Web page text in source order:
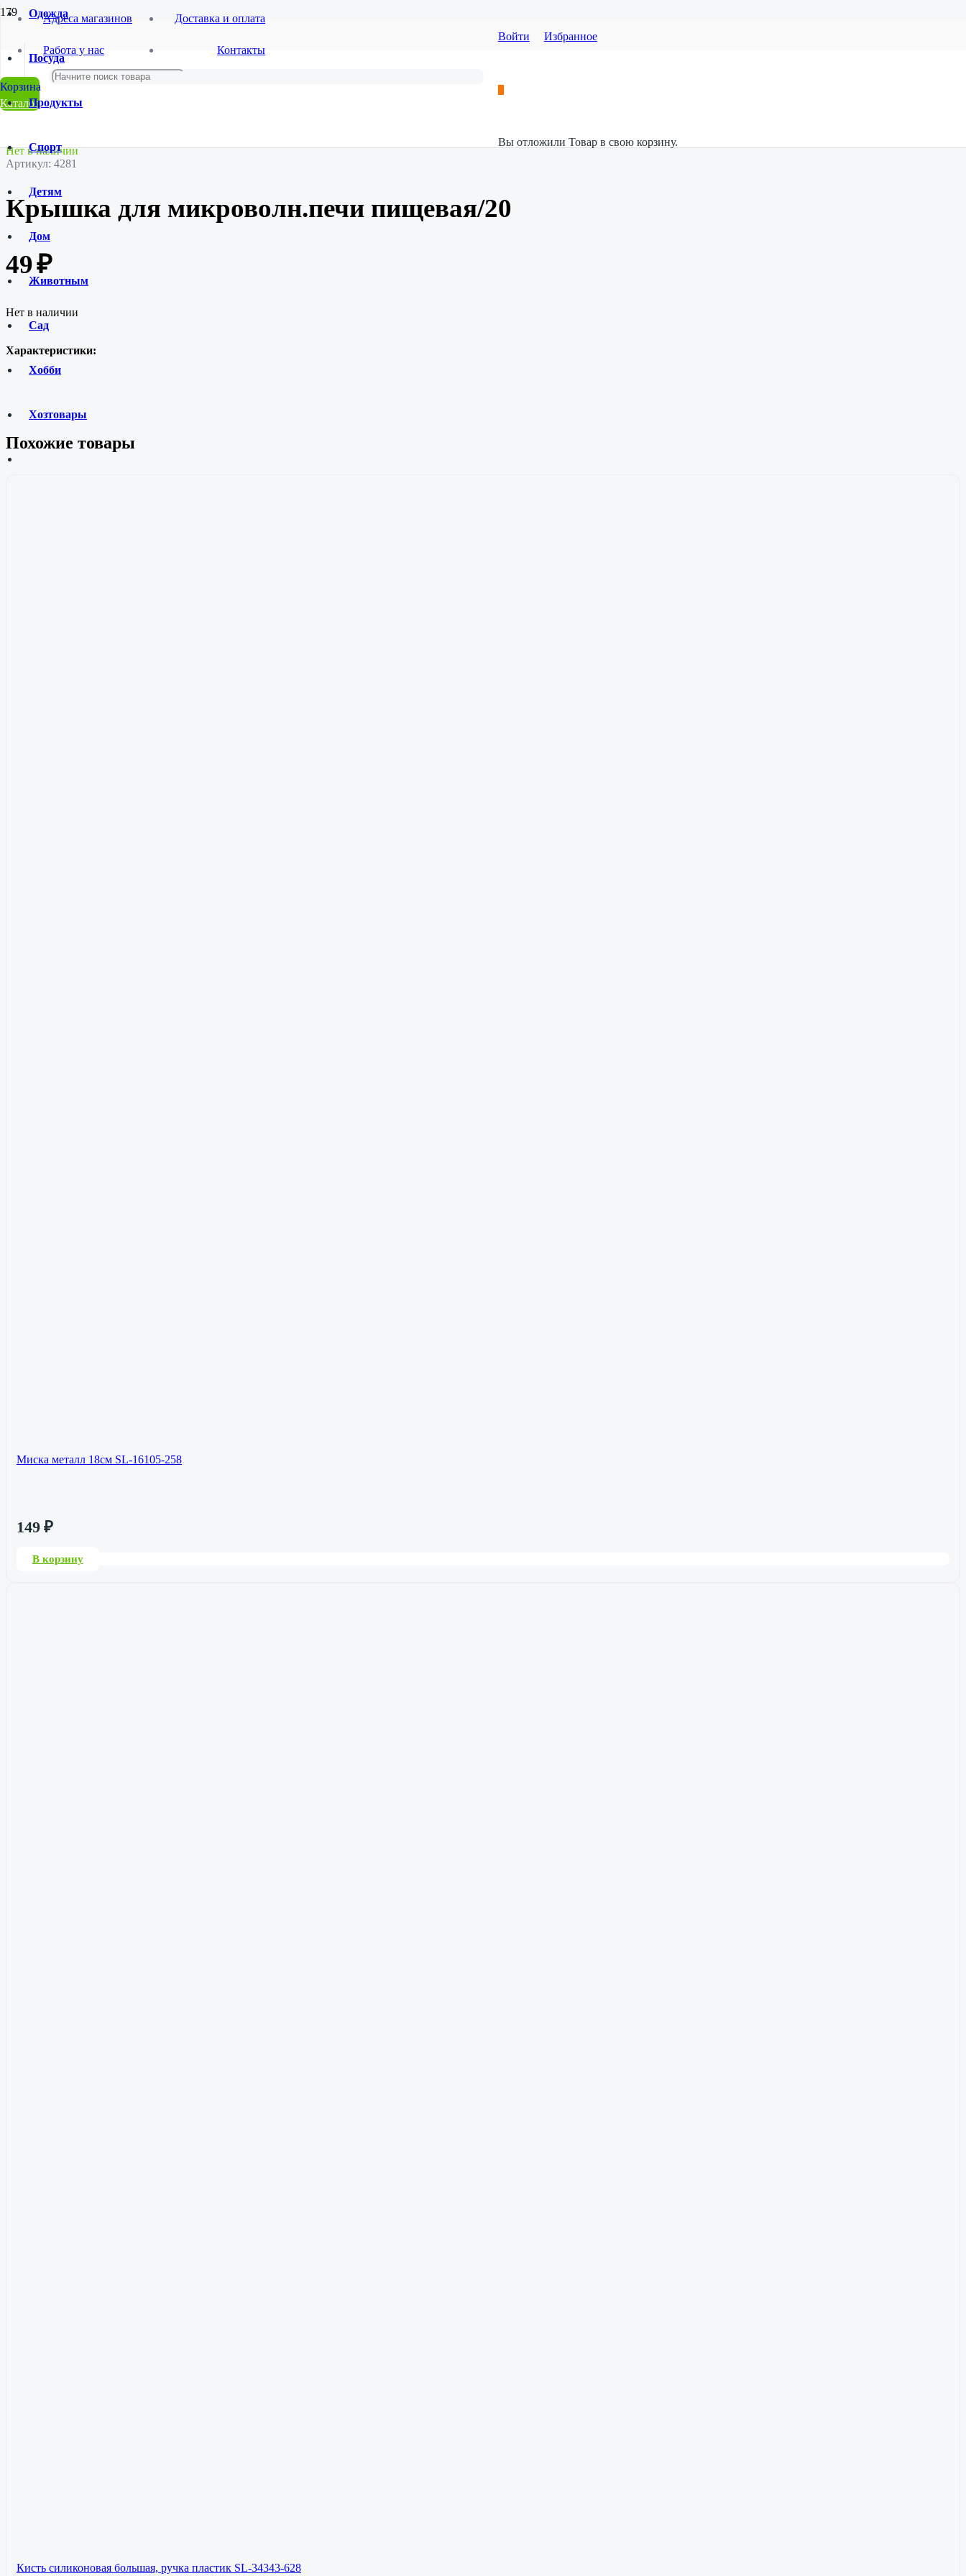
Адреса магазинов
Работа у нас
Доставка и оплата
Контакты
Каталог
Войти Избранное
Вы отложили Товарв свою корзину.
Одежда
Посуда
Продукты
Спорт
Детям
Дом
Животным
Сад
Хобби
Хозтовары
Главная
Магазин
Кухонные принадлежности
Крышка для микроволн.печи пищевая/20
Нет в наличии
Артикул: 4281
Крышка для микроволн.печи пищевая/20
49₽
Нет в наличии
Характеристики:
Похожие товары
Миска металл 18см SL-16105-258
149 ₽
В корзину
Кисть силиконовая большая, ручка пластик SL-34343-628